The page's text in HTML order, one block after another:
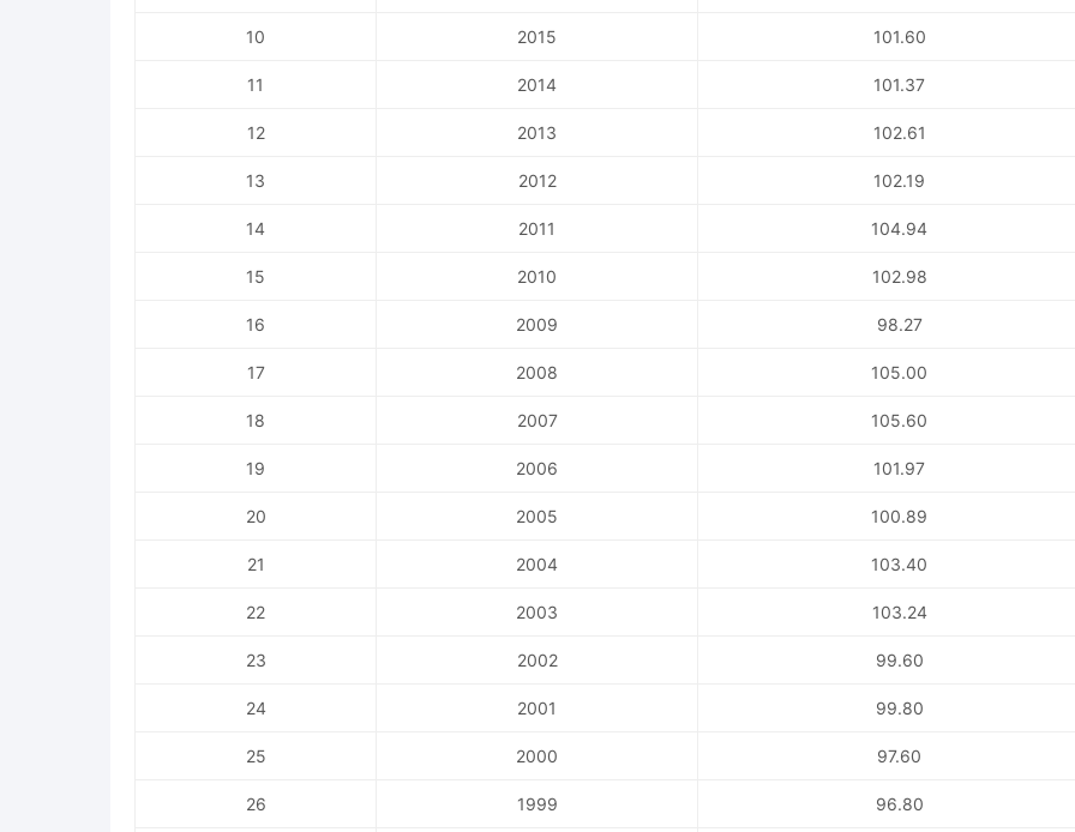
10 2015 101.60
11 2014 101.37
12 2013 102.61
13 2012 102.19
14 2011 104.94
15 2010 102.98
16 2009 98.27
17 2008 105.00
18 2007 105.60
19 2006 101.97
20 2005 100.89
21 2004 103.40
22 2003 103.24
23 2002 99.60
24 2001 99.80
25 2000 97.60
26 1999 96.80